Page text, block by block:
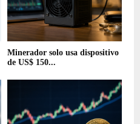
Minerador solo usa dispositivo
de US$ 150...